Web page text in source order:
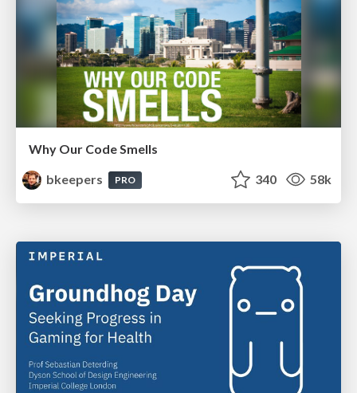
Why Our Code Smells
bkeepers
PRO 340 58k